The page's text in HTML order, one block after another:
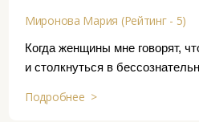
Миронова Мария (Рейтинг - 5)
Когда женщины мне говорят,
и столкнуться в
Подробнее >